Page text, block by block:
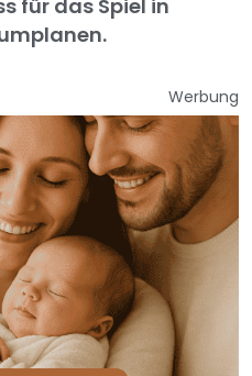
für das Spiel in
Werbung